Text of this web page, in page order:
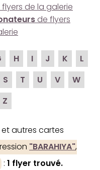
flyers de la galerie
de flyers
H I J K
L
S T U V
W
Z
autres cartes
"BARAHIYA",
: 1 flyer trouvé.